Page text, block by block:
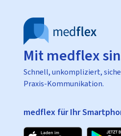
Mit medflex
Schnell, unkompliziert,
Praxis-Kommunikation.
medflex für Ihr